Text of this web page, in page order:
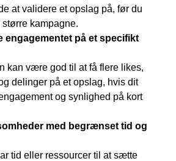
at validere et opslag på, før du
kampagne.
engagementet på et specifikt
kan være god til at få flere likes,
delinger på et opslag, hvis dit
og synlighed på kort
med begrænset tid og
tid eller ressourcer til at sætte